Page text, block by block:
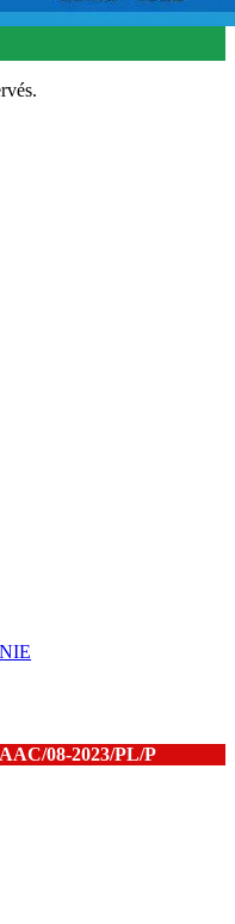
08-2023/PL/P